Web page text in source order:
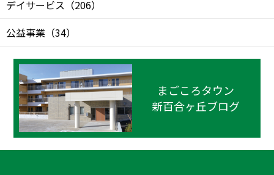
デイサービス （206）
公益事業 （34）
まごころタウン
新百合ヶ丘ブログ